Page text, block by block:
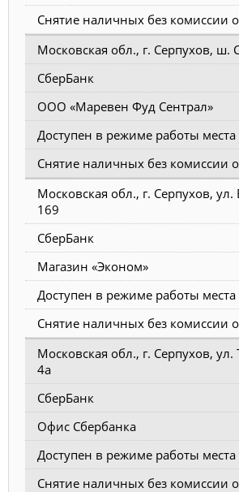
Снятие наличных без комиссии
Московская обл., г. Серпухов, ш.
СберБанк
ООО «Маревен Фуд Сентрал»
Доступен в режиме работы места
Снятие наличных без комиссии
Московская обл., г. Серпухов,
169
СберБанк
Магазин «Эконом»
Доступен в режиме работы места
Снятие наличных без комиссии
Московская обл., г. Серпухов, ул.
4а
СберБанк
Офис Сбербанка
Доступен в режиме работы места
Снятие наличных без комиссии